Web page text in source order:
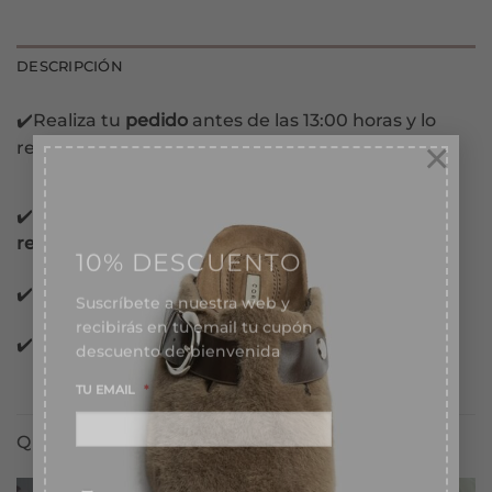
10% DESCUENTO
Suscríbete a nuestra web y
recibirás en tu email tu cupón
descuento de bienvenida
TU EMAIL *
Consentimiento
Acepto recibir ofertas
×
DESCRIPCIÓN
✔️Realiza tu pedido antes de las 13:00 horas y lo
recibirás en las siguientes 24/72 horas laborables.
✔️Pago con
reembolso.
✔️Pago 100% garantizado.
✔️Pago Financiadoen 3 meses sin intereses.
QUIZÁS TE GUSTE TAMBIÉN...